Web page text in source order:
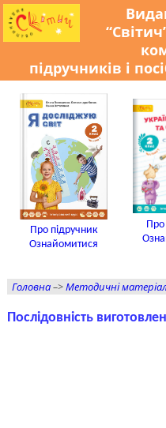
підручників і
Про підручник
Ознайомитися
Про
Головна–>Методичні
Послідовність